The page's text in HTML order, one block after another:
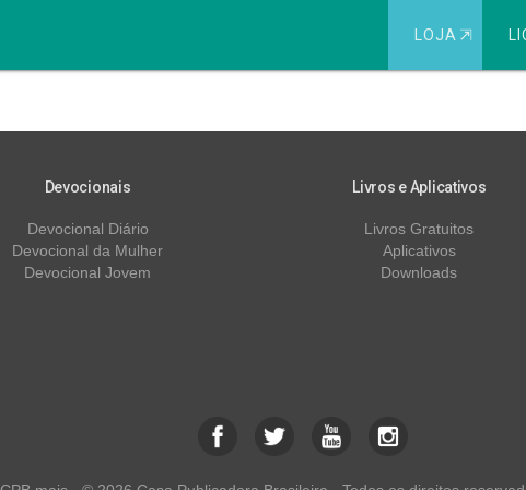
LOJA ⇱
Devocionais
Devocional Diário
Devocional da Mulher
Devocional Jovem
Livros e Aplicativos
Livros Gratuitos
Aplicativos
Downloads